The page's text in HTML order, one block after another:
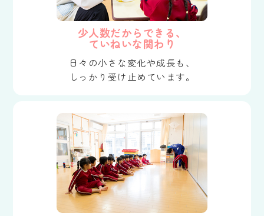
少人数だからできる、
ていねいな関わり
日々の小さな変化や成長も、
しっかり受け止めています。